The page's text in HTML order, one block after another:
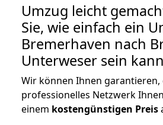
Umzug leicht
Sie, wie einfach ein
Bremerhaven nach
Unterweser sein kann
Wir können Ihnen garantieren,
professionelles Netzwerk
einem kostengünstigen Preis